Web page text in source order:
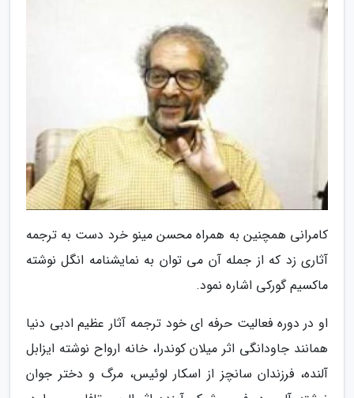
کامرانی همچنین به همراه محسن مینو خرد دست به ترجمه
آثاری زد که از جمله آن می توان به نمایشنامه انگل نوشته
ماکسیم گورکی اشاره نمود.
او در دوره فعالیت حرفه ای خود ترجمه آثار عظیم ادبی دنیا
همانند جاودانگی اثر میلان کوندرا، خانه ارواح نوشته ایزابل
آلنده، فرزندان سانچز از اسکار لوئیس، مرگ و دختر جوان